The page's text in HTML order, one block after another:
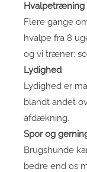
Hvalpetræning
Flere gange
hvalpe fra 8
og vi træner:
Lydighed
Lydighed er
blandt andet
afdækning.
Spor og
Brugshunde
bedre end os